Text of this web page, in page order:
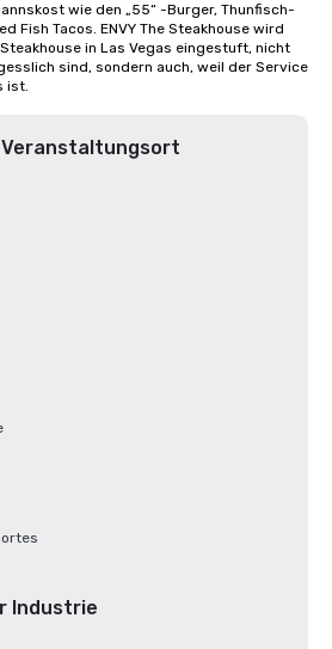
wie den „55“ -Burger, Thunfisch-
Fish Tacos. ENVY The Steakhouse wird
in Las Vegas eingestuft, nicht
sind, sondern auch, weil der Service
ist.
Industrie